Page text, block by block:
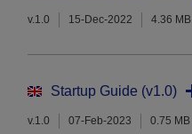
v.1.0 15-Dec-2022 4.36 MB
Startup Guide (v1.0)
v.1.0 07-Feb-2023 0.75 MB